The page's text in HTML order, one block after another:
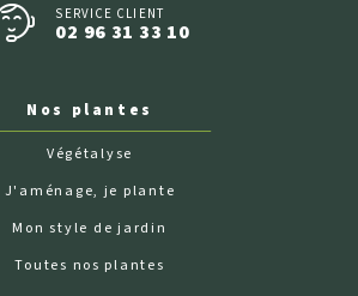
SERVICE CLIENT
02 96 31 33 10
Nos plantes
Végétalyse
J'aménage, je plante
Mon style de jardin
Toutes nos plantes